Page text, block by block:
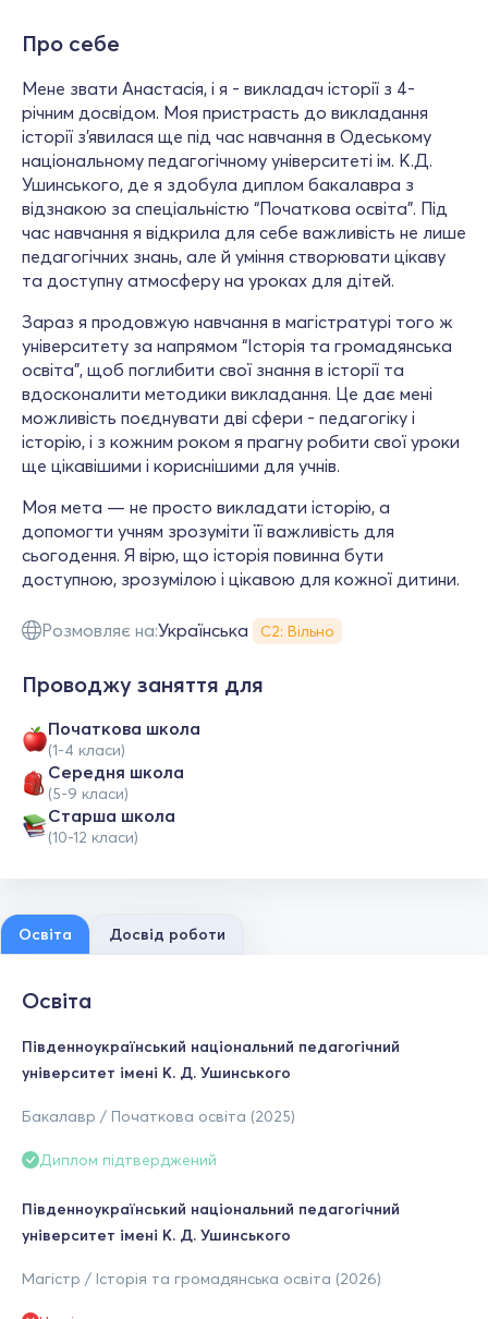
Про себе
Мене звати Анастасія, і я - викладач історії з 4-
річним досвідом. Моя пристрасть до викладання
історії з’явилася ще під час навчання в Одеському
національному педагогічному університеті ім. К.Д.
Ушинського, де я здобула диплом бакалавра з
відзнакою за спеціальністю “Початкова освіта”. Під
час навчання я відкрила для себе важливість не лише
педагогічних знань, але й уміння створювати цікаву
та доступну атмосферу на уроках для дітей.
Зараз я продовжую навчання в магістратурі того ж
університету за напрямом “Історія та громадянська
освіта”, щоб поглибити свої знання в історії та
вдосконалити методики викладання. Це дає мені
можливість поєднувати дві сфери - педагогіку і
історію, і з кожним роком я прагну робити свої уроки
ще цікавішими і кориснішими для учнів.
Моя мета — не просто викладати історію, а
допомогти учням зрозуміти її важливість для
сьогодення. Я вірю, що історія повинна бути
доступною, зрозумілою і цікавою для кожної дитини.
Розмовляє на:Українська С2: Вільно
Проводжу заняття для
Початкова школа
(1-4 класи)
Середня школа
(5-9 класи)
Старша школа
(10-12 класи)
Освіта Досвід роботи
Освіта
Південноукраїнський національний педагогічний
університет імені К. Д. Ушинського
Бакалавр / Початкова освіта (2025)
Диплом підтверджений
Південноукраїнський національний педагогічний
університет імені К. Д. Ушинського
Магістр / Історія та громадянська освіта (2026)